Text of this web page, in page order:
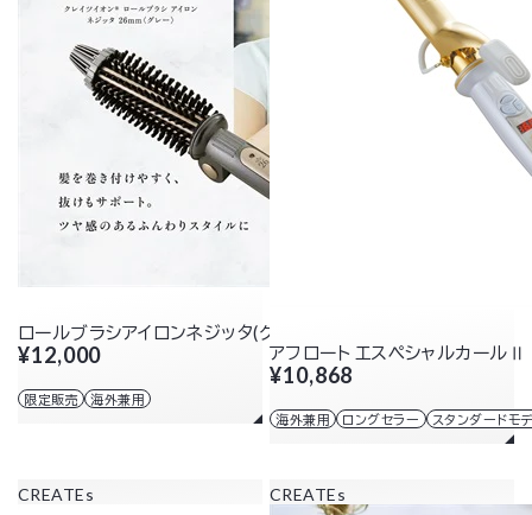
ロールブラシアイロンネジッタ(グレー)
¥12,000
限定販売 海外兼用
アフロート エスペシャルカールⅡ
¥10,868
海外兼用 ロングセラー スタンダードモ
CREATEs CREATEs